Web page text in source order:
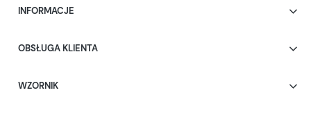
INFORMACJE
OBSŁUGA KLIENTA
WZORNIK